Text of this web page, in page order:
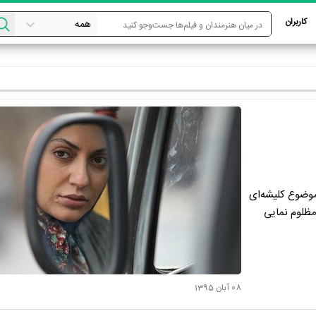
کاربران
کلیشه‌ای
نمایی
08 آبان 1395